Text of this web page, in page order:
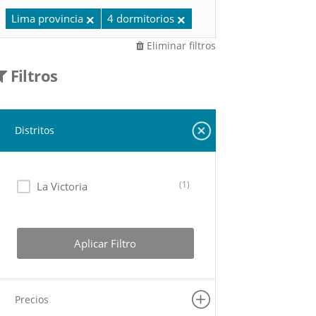
Lima provincia 4 dormitorios
Eliminar filtros
Filtros
Distritos
La Victoria (1)
Aplicar Filtro
Precios